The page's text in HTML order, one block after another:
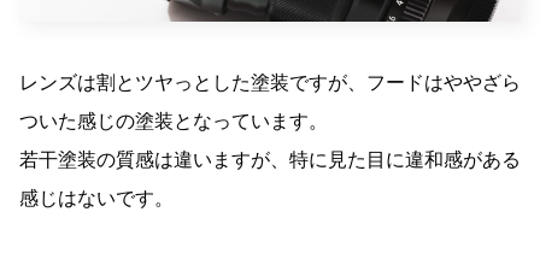
レンズは割とツヤっとした塗装ですが、フードはややざら
ついた感じの塗装となっています。
若干塗装の質感は違いますが、特に見た目に違和感がある
感じはないです。